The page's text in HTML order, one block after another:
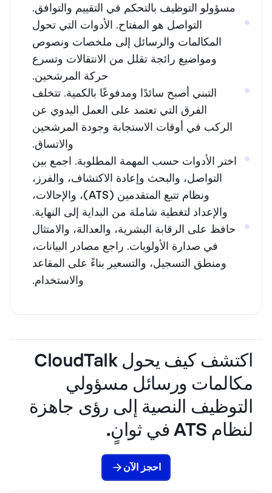
مسؤولو التوظيف بالتحكم في التقييم والتوافق.
التواصل هو المفتاح. الأدوات التي تحول
المكالمات والرسائل إلى ملخصات ونصوص
ومواضيع رائجة تقلل من الانتقالات وتسرع
حركة المرشحين.
التبني أصبح سائدًا ومدفوعًا بالكمية. تتخلف
الفرق التي تعتمد على العمل اليدوي عن
الركب في أوقات الاستجابة وجودة المرشحين
والاتساق.
اختر الأدوات حسب المهمة المطلوبة. اجمع بين
التواصل، والبحث وإعادة الاكتشاف، والفرز،
ونظام تتبع المتقدمين (ATS)، والإحالات،
والإعداد لتغطية شاملة من البداية إلى النهاية.
حافظ على الرقابة البشرية، والعدالة، والامتثال
في صدارة الأولويات. راجع مصادر البيانات،
ومنطق التسجيل، والتسعير بناءً على المقاعد
والاستخدام.
اكتشف كيف يحول CloudTalk
مكالمات ورسائل مسؤولي
التوظيف النصية إلى رؤى جاهزة
لنظام ATS في ثوانٍ.
احجز الآن